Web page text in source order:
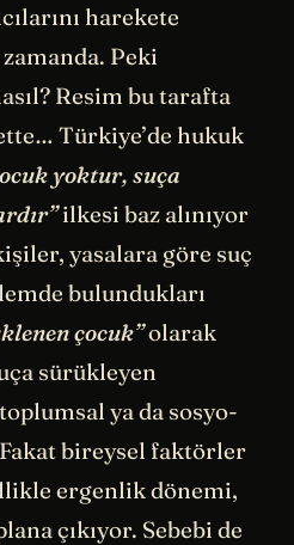
harekete
Peki
Resim bu tarafta
Türkiye’de hukuk
yoktur, suça
ilkesi baz alınıyor
yasalara göre suç
bulundukları
çocuk”olarak
sürükleyen
ya da sosyo-
bireysel faktörler
ergenlik dönemi,
çıkıyor. Sebebi de